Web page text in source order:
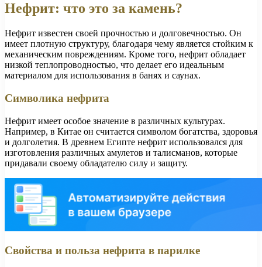
Нефрит: что это за камень?
Нефрит известен своей прочностью и долговечностью. Он
имеет плотную структуру, благодаря чему является стойким к
механическим повреждениям. Кроме того, нефрит обладает
низкой теплопроводностью, что делает его идеальным
материалом для использования в банях и саунах.
Символика нефрита
Нефрит имеет особое значение в различных культурах.
Например, в Китае он считается символом богатства, здоровья
и долголетия. В древнем Египте нефрит использовался для
изготовления различных амулетов и талисманов, которые
придавали своему обладателю силу и защиту.
Свойства и польза нефрита в парилке